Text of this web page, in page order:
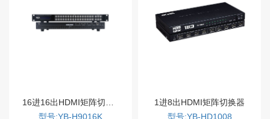
16进16出HDMI矩阵切换器4K
型号:YB-H9016K
1进8出HDMI矩阵切换器
型号:YB-HD1008